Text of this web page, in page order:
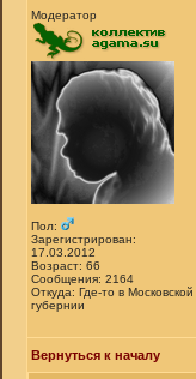
Модератор
Пол:
Зарегистрирован:
17.03.2012
Возраст: 66
Сообщения: 2164
Откуда: Где-то в Московской
губернии
Вернуться к началу